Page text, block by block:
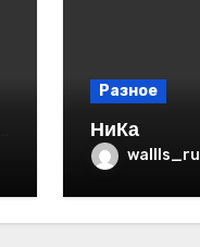
Разное
НиКа
wallls_ru